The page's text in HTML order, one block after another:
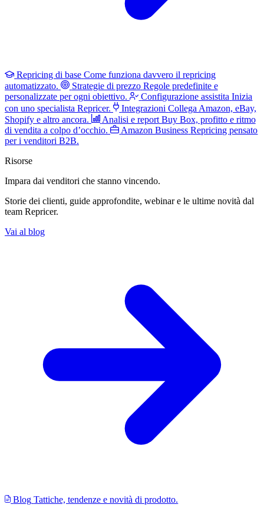
Repricing di base Come funziona davvero il repricing
automatizzato.
Strategie di prezzo Regole predefinite e
personalizzate per ogni obiettivo.
Configurazione assistita Inizia
con uno specialista Repricer.
Integrazioni Collega Amazon, eBay,
Shopify e altro ancora.
Analisi e report Buy Box, profitto e ritmo
di vendita a colpo d’occhio.
Amazon Business Repricing pensato
per i venditori B2B.
Risorse
Impara dai venditori che stanno vincendo.
Storie dei clienti, guide approfondite, webinar e le ultime novità dal
team Repricer.
Vai al blog
Blog Tattiche, tendenze e novità di prodotto.